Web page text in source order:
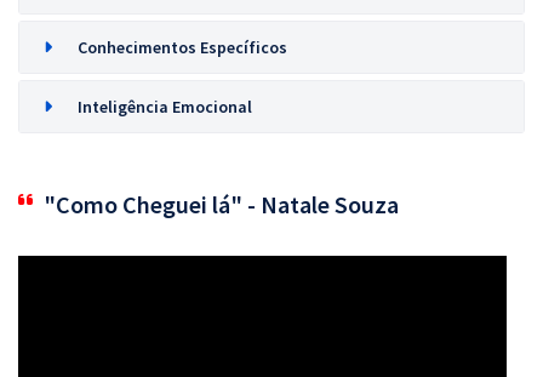
Conhecimentos Específicos
Inteligência Emocional
"Como Cheguei lá" - Natale Souza